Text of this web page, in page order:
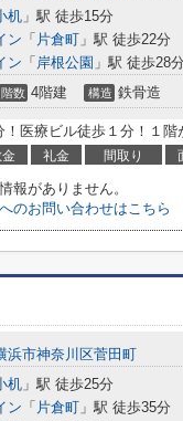
机 」駅 徒歩15分
ン 「 片倉町 」駅 徒歩22分
ン 「 岸根公園 」駅 徒歩28分
階数 4階建 構造 鉄骨造
！医療ビル徒歩１分！１
礼金 間取り
報がありません。
のお問い合わせはこちら
浜市神奈川区菅田町
机 」駅 徒歩25分
ン 「 片倉町 」駅 徒歩35分